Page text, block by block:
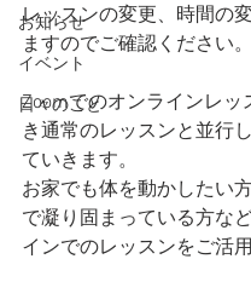
お知らせ
イベント
日々のこと
レッスンの変更、時間の
ますのでご確認ください。
Zoomでのオンラインレッ
き通常のレッスンと並行
ていきます。
お家でも体を動かしたい
で凝り固まっている方な
インでのレッスンをご活